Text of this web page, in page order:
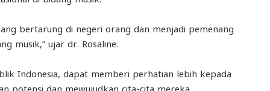
bertarung di negeri orang dan menjadi pemenang
musik,” ujar dr. Rosaline.
Indonesia, dapat memberi perhatian lebih kepada
potensi dan mewujudkan cita-cita mereka.